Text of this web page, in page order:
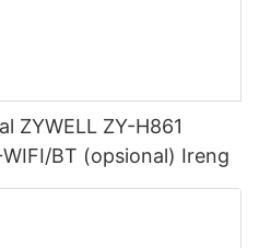
ZYWELL ZY-H861
BT (opsional) Ireng